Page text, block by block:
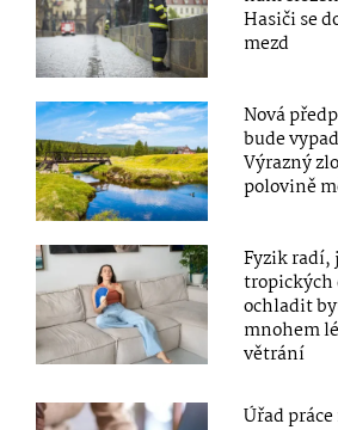
Hasiči se
mezd
Nová
bude
Výrazný
polovině
Fyzik radí,
ochladit
mnohem
větrání
Úřad